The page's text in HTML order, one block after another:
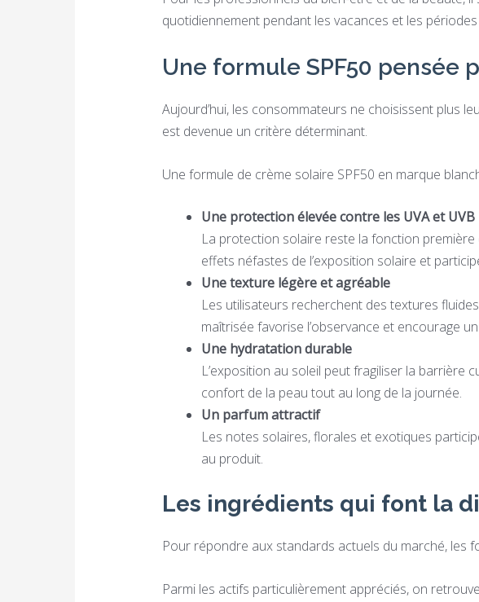
quotidiennement pendant les vacances et les périodes
Une formule SPF50 pensée
Aujourd’hui, les consommateurs ne choisissent plus
est devenue un critère déterminant.
Une formule de crème solaire SPF50 en marque
Une protection élevée contre les UVA et UVB
La protection solaire reste la fonction
effets néfastes de l’exposition solaire et
Une texture légère et agréable
Les utilisateurs recherchent des textures
maîtrisée favorise l’observance et encourage
Une hydratation durable
L’exposition au soleil peut fragiliser la barrière
confort de la peau tout au long de la journée.
Un parfum attractif
Les notes solaires, florales et exotiques
au produit.
Les ingrédients qui font la
Pour répondre aux standards actuels du marché,
Parmi les actifs particulièrement appréciés, on